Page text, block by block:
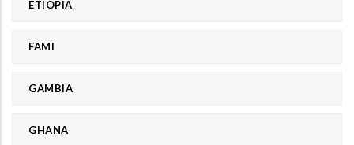
ETIOPIA
FAMI
GAMBIA
GHANA